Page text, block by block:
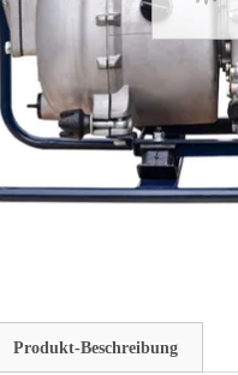
Produkt-Beschreibung